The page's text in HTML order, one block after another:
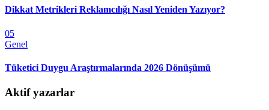
Dikkat Metrikleri Reklamcılığı Nasıl Yeniden Yazıyor?
05
Genel
Tüketici Duygu Araştırmalarında 2026 Dönüşümü
Aktif yazarlar